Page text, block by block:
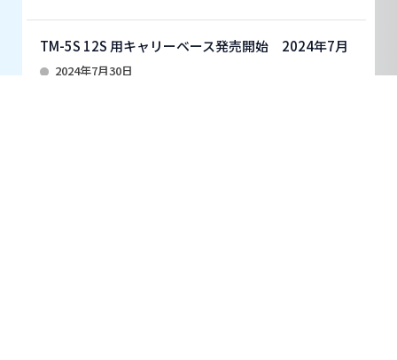
TM-5S 12S 用キャリーベース発売開始 2024年7月
2024年7月30日